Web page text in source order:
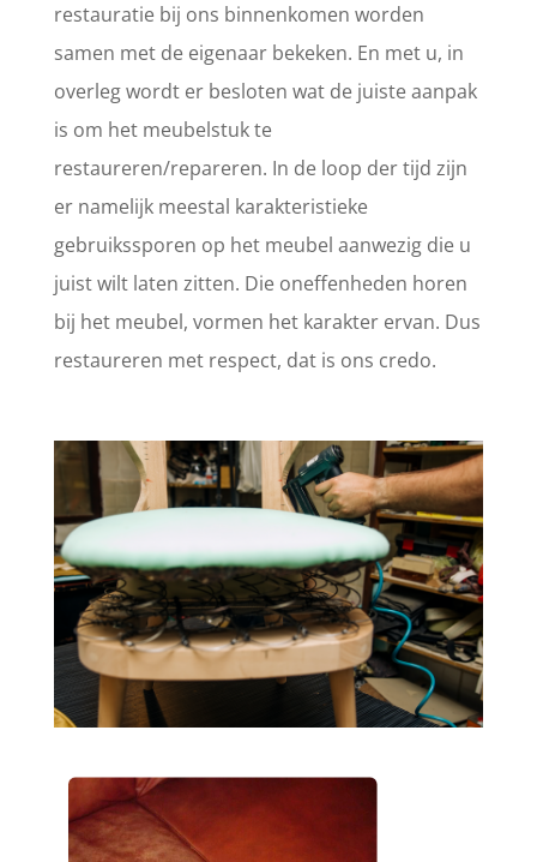
restauratie bij ons binnenkomen worden
samen met de eigenaar bekeken. En met u, in
overleg wordt er besloten wat de juiste aanpak
is om het meubelstuk te
restaureren/repareren. In de loop der tijd zijn
er namelijk meestal karakteristieke
gebruikssporen op het meubel aanwezig die u
juist wilt laten zitten. Die oneffenheden horen
bij het meubel, vormen het karakter ervan. Dus
restaureren met respect, dat is ons credo.